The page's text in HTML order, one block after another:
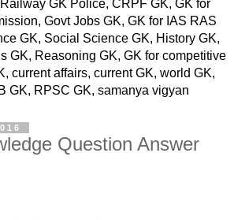
GK Police, CRPF GK, GK for
Govt Jobs GK, GK for IAS RAS
GK, Social Science GK, History GK,
GK, Reasoning GK, GK for competitive
current affairs, current GK, world GK,
GK, RPSC GK, samanya vigyan
Question Answer